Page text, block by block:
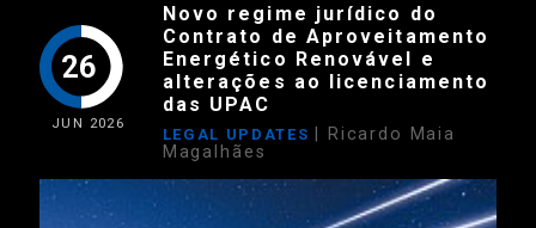
26
JUN 2026
Novo regime jurídico do
Contrato de Aproveitamento
Energético Renovável e
alterações ao licenciamento
das UPAC
LEGAL UPDATES
| Ricardo Maia
Magalhães